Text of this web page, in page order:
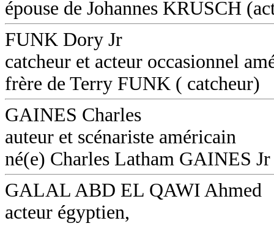
épouse de Johannes KRUSCH
FUNK Dory Jr
catcheur et acteur occasionnel
frère de Terry FUNK ( catcheur)
GAINES Charles
auteur et scénariste américain
né(e) Charles Latham GAINES Jr
GALAL ABD EL QAWI Ahmed
acteur égyptien,